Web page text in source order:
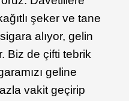
şeker ve tane
alıyor, gelin
Biz de çifti tebrik
geline
vakit geçirip